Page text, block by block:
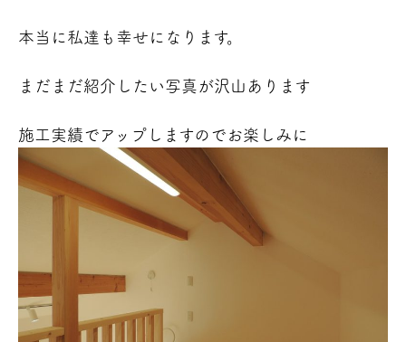
本当に私達も幸せになります。
まだまだ紹介したい写真が沢山あります
施工実績でアップしますのでお楽しみに